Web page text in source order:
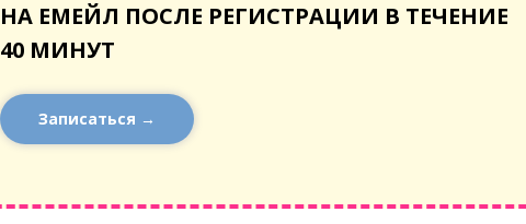
НА ЕМЕЙЛ ПОСЛЕ РЕГИСТРАЦИИ В ТЕЧЕНИЕ
40 МИНУТ
Записаться →